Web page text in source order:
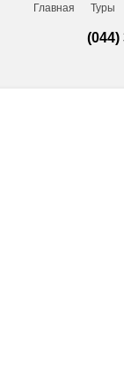
Главная Туры
(044)